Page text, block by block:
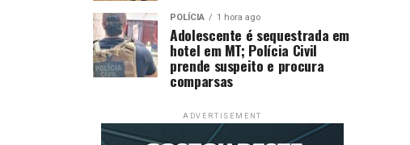
POLÍCIA 1 hora ago
Adolescente é sequestrada em
hotel em MT; Polícia Civil
prende suspeito e procura
comparsas
ADVERTISEMENT